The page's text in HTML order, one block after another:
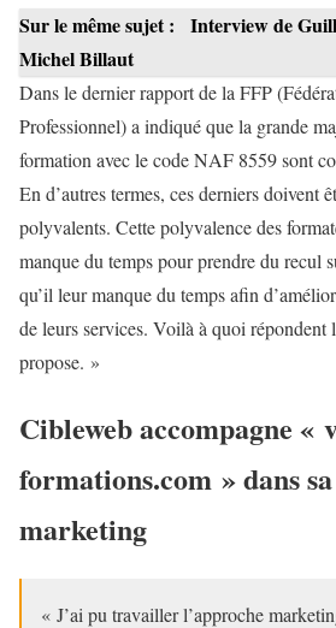
Sur le même sujet :
Interview de
Michel Billaut
Dans le dernier rapport de la FFP
Professionnel) a indiqué que la grande
formation avec le code NAF 8559 sont
En d’autres termes, ces derniers doivent
polyvalents. Cette polyvalence des
manque du temps pour prendre du recul
qu’il leur manque du temps afin
de leurs services. Voilà à quoi répondent
propose. »
Cibleweb accompagne «
formations.com » dans
marketing
« J’ai pu travailler l’approche